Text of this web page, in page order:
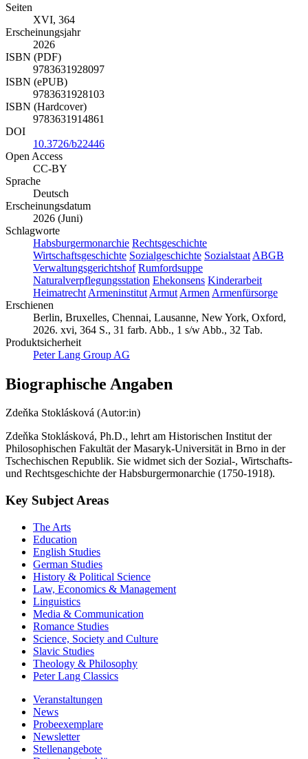
Seiten
XVI, 364
Erscheinungsjahr
2026
ISBN (PDF)
9783631928097
ISBN (ePUB)
9783631928103
ISBN (Hardcover)
9783631914861
DOI
10.3726/b22446
Open Access
CC-BY
Sprache
Deutsch
Erscheinungsdatum
2026 (Juni)
Schlagworte
Habsburgermonarchie Rechtsgeschichte
Wirtschaftsgeschichte Sozialgeschichte Sozialstaat ABGB
Verwaltungsgerichtshof Rumfordsuppe
Naturalverpflegungsstation Ehekonsens Kinderarbeit
Heimatrecht Armeninstitut Armut Armen Armenfürsorge
Erschienen
Berlin, Bruxelles, Chennai, Lausanne, New York, Oxford,
2026. xvi, 364 S., 31 farb. Abb., 1 s/w Abb., 32 Tab.
Produktsicherheit
Peter Lang Group AG
Biographische Angaben
Zdeňka Stoklásková (Autor:in)
Zdeňka Stoklásková, Ph.D., lehrt am Historischen Institut der
Philosophischen Fakultät der Masaryk-Universität in Brno in der
Tschechischen Republik. Sie widmet sich der Sozial-, Wirtschafts-
und Rechtsgeschichte der Habsburgermonarchie (1750-1918).
Key Subject Areas
The Arts
Education
English Studies
German Studies
History & Political Science
Law, Economics & Management
Linguistics
Media & Communication
Romance Studies
Science, Society and Culture
Slavic Studies
Theology & Philosophy
Peter Lang Classics
Veranstaltungen
News
Probeexemplare
Newsletter
Stellenangebote